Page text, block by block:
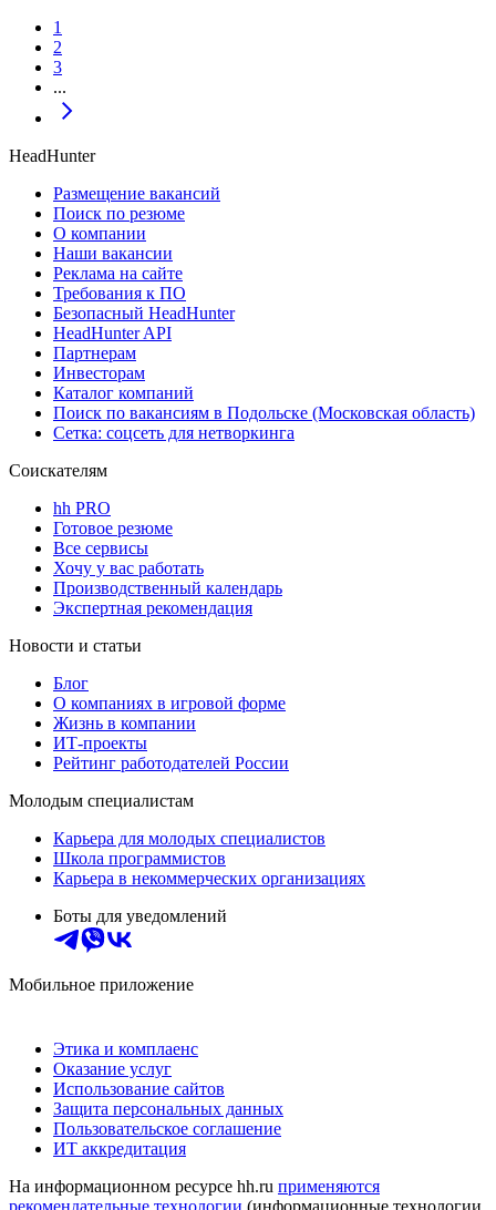
1
2
3
...
HeadHunter
Размещение вакансий
Поиск по резюме
О компании
Наши вакансии
Реклама на сайте
Требования к ПО
Безопасный HeadHunter
HeadHunter API
Партнерам
Инвесторам
Каталог компаний
Поиск по вакансиям в Подольске (Московская область)
Сетка: соцсеть для нетворкинга
Соискателям
hh PRO
Готовое резюме
Все сервисы
Хочу у вас работать
Производственный календарь
Экспертная рекомендация
Новости и статьи
Блог
О компаниях в игровой форме
Жизнь в компании
ИТ-проекты
Рейтинг работодателей России
Молодым специалистам
Карьера для молодых специалистов
Школа программистов
Карьера в некоммерческих организациях
Боты для уведомлений
Мобильное приложение
Этика и комплаенс
Оказание услуг
Использование сайтов
Защита персональных данных
Пользовательское соглашение
ИТ аккредитация
На информационном ресурсе hh.ru применяются
рекомендательные технологии (информационные технологии